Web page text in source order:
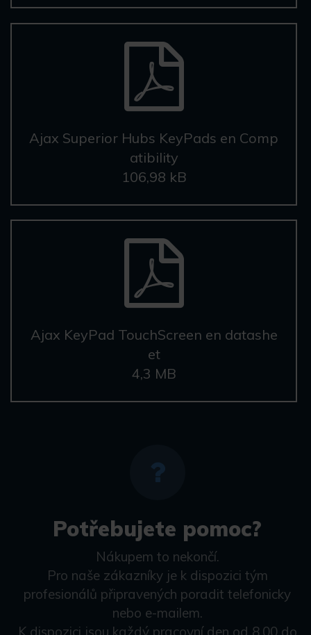
Ajax Superior Hubs KeyPads en Comp
atibility
106,98 kB
Ajax KeyPad TouchScreen en datashe
et
4,3 MB
Potřebujete pomoc?
Nákupem to nekončí.
Pro naše zákazníky je k dispozici tým
profesionálů připravených poradit telefonicky
nebo e-mailem.
K dispozici jsou každý pracovní den od 8.00 do